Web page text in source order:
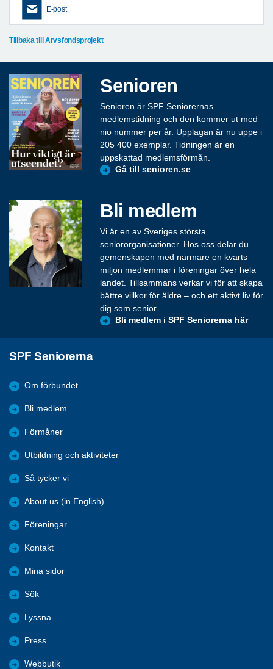
E-post
Tillbaka till Arvsfondsprojekt
Senioren
Senioren är SPF Seniorernas
medlemstidning och den kommer ut med
nio nummer per år. Upplagan är nu uppe i
205 400 exemplar. Tidningen är en
uppskattad medlemsförmån.
Gå till senioren.se
Bli medlem
Vi är en av Sveriges största
seniororganisationer. Hos oss delar du
gemenskapen med närmare en kvarts
miljon medlemmar i föreningar över hela
landet. Tillsammans verkar vi för att skapa
bättre villkor för äldre – och ett aktivt liv för
dig som senior.
Bli medlem i SPF Seniorerna här
SPF Seniorerna
Om förbundet
Bli medlem
Förmåner
Utbildning och aktiviteter
Så tycker vi
About us (in English)
Föreningar
Kontakt
Mina sidor
Sök
Lyssna
Press
Webbutik